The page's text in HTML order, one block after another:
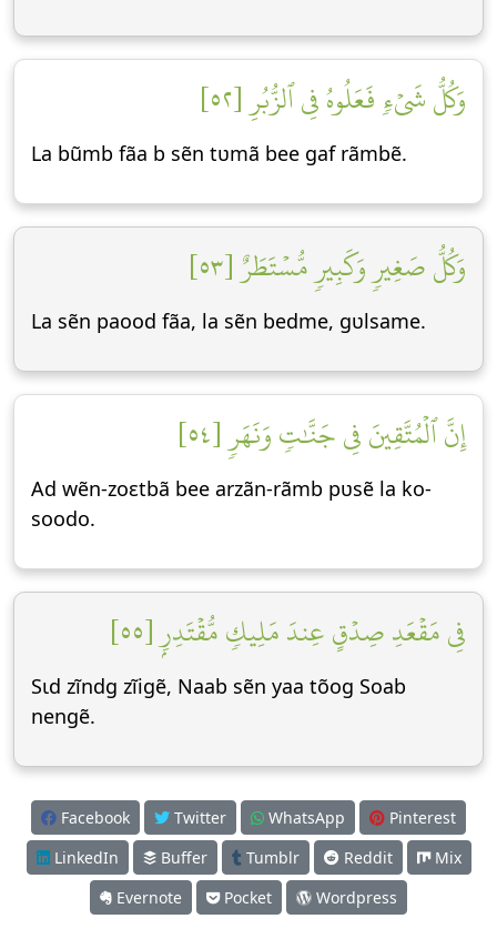
وَكُلُّ شَيۡءٖ فَعَلُوهُ فِي ٱلزُّبُرِ [٥٢]
La bũmb fãa b sẽn tʋmã bee gaf rãmbẽ.
وَكُلُّ صَغِيرٖ وَكَبِيرٖ مُّسۡتَطَرٌ [٥٣]
La sẽn paood fãa, la sẽn bedme, gʋlsame.
إِنَّ ٱلۡمُتَّقِينَ فِي جَنَّٰتٖ وَنَهَرٖ [٥٤]
Ad wẽn-zoεtbã bee arzãn-rãmb pʋsẽ la ko-
soodo.
فِي مَقۡعَدِ صِدۡقٍ عِندَ مَلِيكٖ مُّقۡتَدِرِۭ [٥٥]
Sɩd zĩndg zĩigẽ, Naab sẽn yaa tõog Soab
nengẽ.
Facebook Twitter WhatsApp
Pinterest
LinkedIn
Buffer Tumblr Reddit
Mix
Evernote
Pocket Wordpress